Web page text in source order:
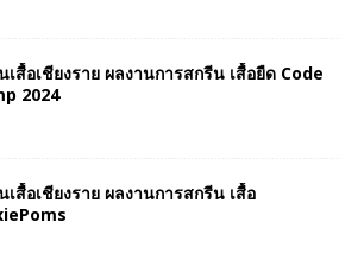
เสื้อเชียงราย ผลงานการสกรีน เสื้อยืด Code
2024
เสื้อเชียงราย ผลงานการสกรีน เสื้อ